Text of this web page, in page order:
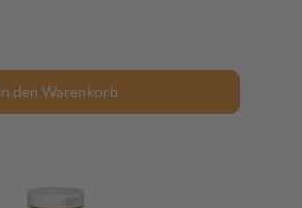
den Warenkorb